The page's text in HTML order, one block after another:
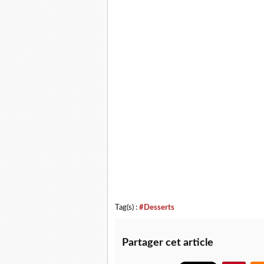
Tag(s) : #Desserts
Partager cet article